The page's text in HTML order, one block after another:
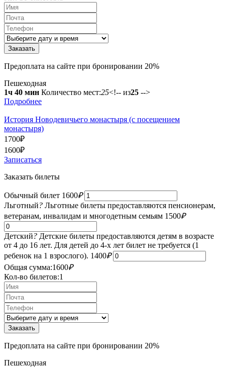
Предоплата на сайте при бронировании 20%
Пешеходная
1ч 40 мин Количество мест:25<!-- из25 -->
Подробнее
История Новодевичьего монастыря (с посещением
монастыря)
1700₽
1600₽
Записаться
Заказать билеты
Обычный билет 1600₽
Льготный? Льготные билеты предоставляются пенсионерам,
ветеранам, инвалидам и многодетным семьям 1500₽
Детский? Детские билеты предоставляются детям в возрасте
от 4 до 16 лет. Для детей до 4-х лет билет не требуется (1
ребенок на 1 взрослого). 1400₽
Общая сумма:1600₽
Кол-во билетов:1
Предоплата на сайте при бронировании 20%
Пешеходная